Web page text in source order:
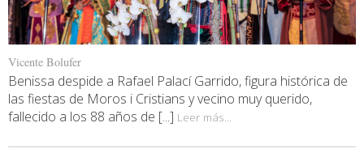
Vicente Bolufer
Benissa despide a Rafael Palací Garrido, figura histórica de
las fiestas de Moros i Cristians y vecino muy querido,
fallecido a los 88 años de [...] Leer más...